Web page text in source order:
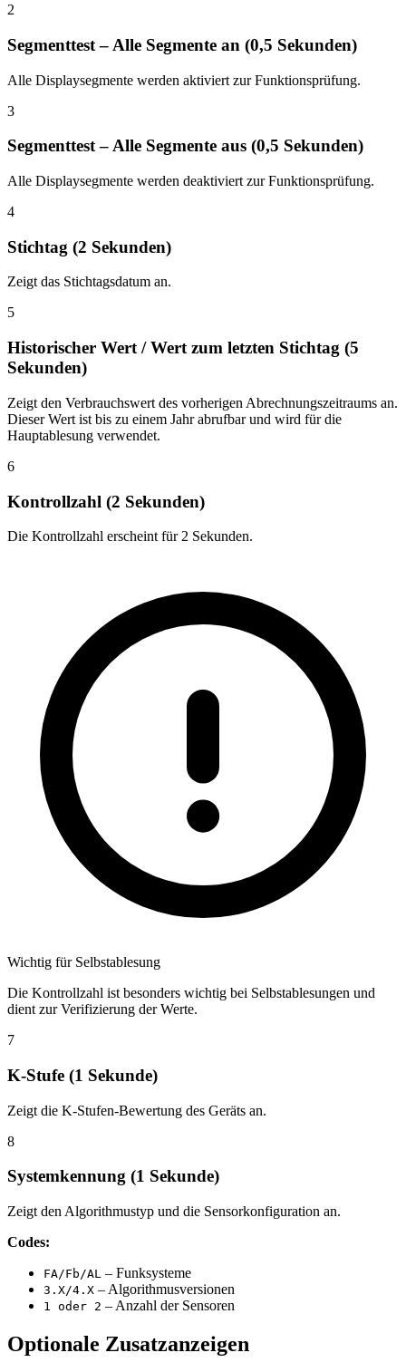
2
Segmenttest – Alle Segmente an (0,5 Sekunden)
Alle Displaysegmente werden aktiviert zur Funktionsprüfung.
3
Segmenttest – Alle Segmente aus (0,5 Sekunden)
Alle Displaysegmente werden deaktiviert zur Funktionsprüfung.
4
Stichtag (2 Sekunden)
Zeigt das Stichtagsdatum an.
5
Historischer Wert / Wert zum letzten Stichtag (5
Sekunden)
Zeigt den Verbrauchswert des vorherigen Abrechnungszeitraums an.
Dieser Wert ist bis zu einem Jahr abrufbar und wird für die
Hauptablesung verwendet.
6
Kontrollzahl (2 Sekunden)
Die Kontrollzahl erscheint für 2 Sekunden.
Wichtig für Selbstablesung
Die Kontrollzahl ist besonders wichtig bei Selbstablesungen und
dient zur Verifizierung der Werte.
7
K-Stufe (1 Sekunde)
Zeigt die K-Stufen-Bewertung des Geräts an.
8
Systemkennung (1 Sekunde)
Zeigt den Algorithmustyp und die Sensorkonfiguration an.
Codes:
FA/Fb/AL – Funksysteme
3.X/4.X – Algorithmusversionen
1 oder 2 – Anzahl der Sensoren
Optionale Zusatzanzeigen